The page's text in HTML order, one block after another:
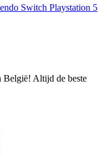
Switch Playstation 5
België! Altijd de beste